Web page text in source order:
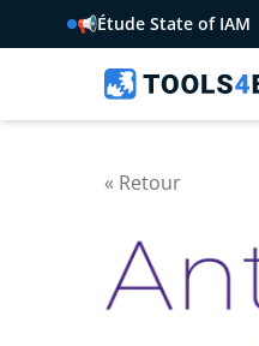
📢Étude State of IAM
« Retour